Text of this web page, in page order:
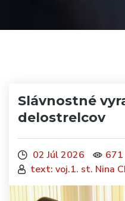
Slávnostné
delostrelcov
02 Júl 2026
671
text: voj.1. st. Nina